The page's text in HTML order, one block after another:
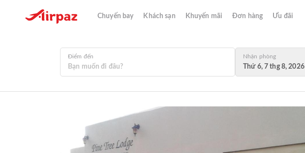
Chuyến bay Khách sạn Khuyến mãi Đơn hàng Ưu đãi
Điểm đến Nhận phòng
Thứ 6, 7 thg 8, 2026